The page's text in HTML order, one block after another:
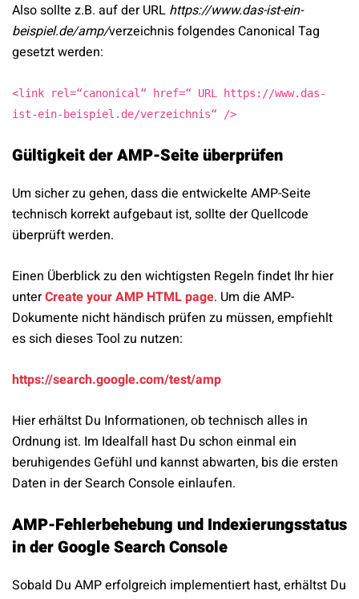
Also sollte z.B. auf der URL https://www.das-ist-ein-
beispiel.de/amp/verzeichnis folgendes Canonical Tag
gesetzt werden:
<link rel=“canonical“ href=“ URL https://www.das-
ist-ein-beispiel.de/verzeichnis“ />
Gültigkeit der AMP-Seite überprüfen
Um sicher zu gehen, dass die entwickelte AMP-Seite
technisch korrekt aufgebaut ist, sollte der Quellcode
überprüft werden.
Einen Überblick zu den wichtigsten Regeln findet Ihr hier
unterCreate your AMP HTML page. Um die AMP-
Dokumente nicht händisch prüfen zu müssen, empfiehlt
es sich dieses Tool zu nutzen:
https://search.google.com/test/amp
Hier erhältst Du Informationen, ob technisch alles in
Ordnung ist. Im Idealfall hast Du schon einmal ein
beruhigendes Gefühl und kannst abwarten, bis die ersten
Daten in der Search Console einlaufen.
AMP-Fehlerbehebung und Indexierungsstatus
in der Google Search Console
Sobald Du AMP erfolgreich implementiert hast, erhältst Du